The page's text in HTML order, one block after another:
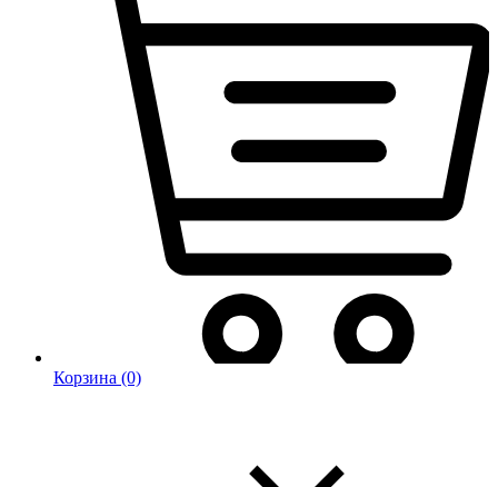
Корзина (0)